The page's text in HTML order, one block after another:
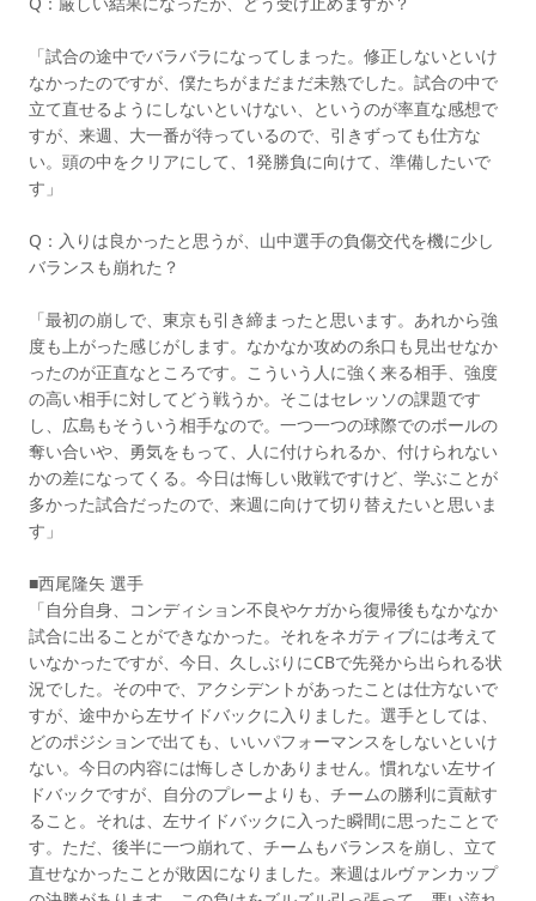
「試合の途中でバラバラになってしまった。修正しないといけ
なかったのですが、僕たちがまだまだ未熟でした。試合の中で
立て直せるようにしないといけない、というのが率直な感想で
すが、来週、大一番が待っているので、引きずっても仕方な
い。頭の中をクリアにして、1発勝負に向けて、準備したいで
す」
Q：入りは良かったと思うが、山中選手の負傷交代を機に少し
バランスも崩れた？
「最初の崩しで、東京も引き締まったと思います。あれから強
度も上がった感じがします。なかなか攻めの糸口も見出せなか
ったのが正直なところです。こういう人に強く来る相手、強度
の高い相手に対してどう戦うか。そこはセレッソの課題です
し、広島もそういう相手なので。一つ一つの球際でのボールの
奪い合いや、勇気をもって、人に付けられるか、付けられない
かの差になってくる。今日は悔しい敗戦ですけど、学ぶことが
多かった試合だったので、来週に向けて切り替えたいと思いま
す」
■西尾隆矢 選手
「自分自身、コンディション不良やケガから復帰後もなかなか
試合に出ることができなかった。それをネガティブには考えて
いなかったですが、今日、久しぶりにCBで先発から出られる状
況でした。その中で、アクシデントがあったことは仕方ないで
すが、途中から左サイドバックに入りました。選手としては、
どのポジションで出ても、いいパフォーマンスをしないといけ
ない。今日の内容には悔しさしかありません。慣れない左サイ
ドバックですが、自分のプレーよりも、チームの勝利に貢献す
ること。それは、左サイドバックに入った瞬間に思ったことで
す。ただ、後半に一つ崩れて、チームもバランスを崩し、立て
直せなかったことが敗因になりました。来週はルヴァンカップ